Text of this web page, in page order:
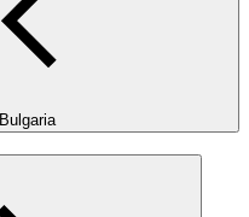
Bulgaria